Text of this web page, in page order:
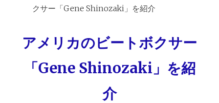
クサー「Gene Shinozaki」を紹介
アメリカのビートボクサー
「Gene Shinozaki」を紹
介